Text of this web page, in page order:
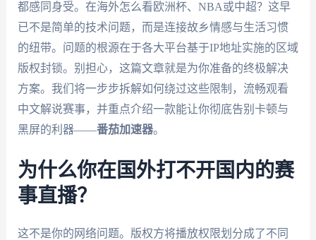
都感同身受。在海外怎么看欧洲杯、NBA或中超？这早
已不是简单的技术问题，而是连接故乡情感与生活习惯
的纽带。问题的根源在于各大平台基于IP地址实施的区域
版权封锁。别担心，这篇文章就是为你准备的终极解决
方案。我们将一步步拆解如何绕过这些限制，流畅观看
中文解说赛事，并重点介绍一款能让你彻底告别卡顿与
黑屏的利器——番茄加速器。
为什么你在国外打不开国内的赛
事直播？
这不是你的网络问题。版权方将播放权限划分成了不同